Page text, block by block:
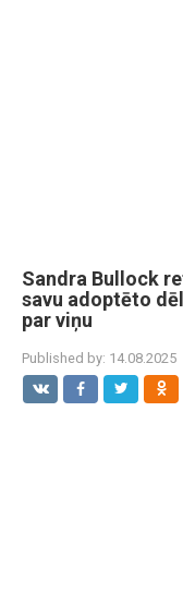
Sandra Bullock
savu adoptēto
par viņu
Published by: 14.08.2025